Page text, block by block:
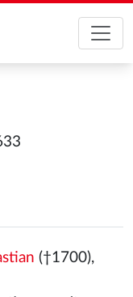
(†1700),